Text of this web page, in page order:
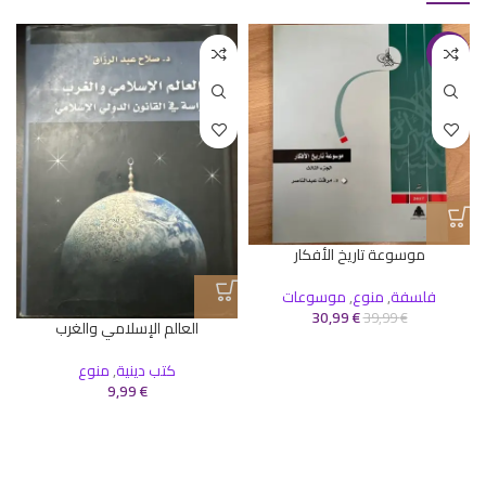
-23%
موسوعة تاريخ الأفكار
فلسفة,منوع,موسوعات
39,99€
30,99€
العالم الإسلامي والغرب
كتب دينية,منوع
9,99€